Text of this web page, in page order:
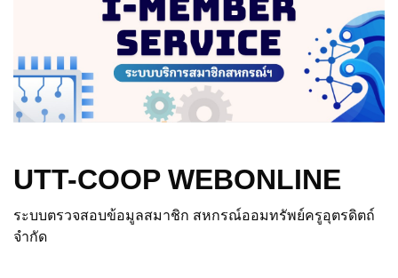
UTT-COOP WEBONLINE
ระบบตรวจสอบข้อมูลสมาชิก สหกรณ์ออมทรัพย์ครูอุตรดิตถ์
จำกัด